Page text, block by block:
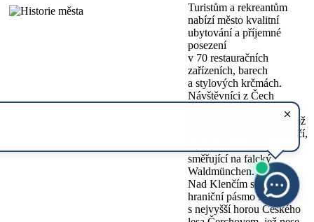
Turistům a rekreantům
nabízí město kvalitní
ubytování a příjemné
posezení
v 70 restauračních
zařízeních, barech
a stylových krčmách.
Návštěvníci z Čech
i zahraničí se zajímají též
o malebné Chodsko, jehož
jádrem je městečko Klenčí,
směřující na falcký
Waldmünchen.
Nad Klenčím se zvedá
hraniční pásmo lesů
s nejvyšší horou Českého